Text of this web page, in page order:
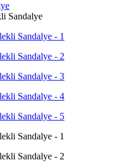
Sandalye